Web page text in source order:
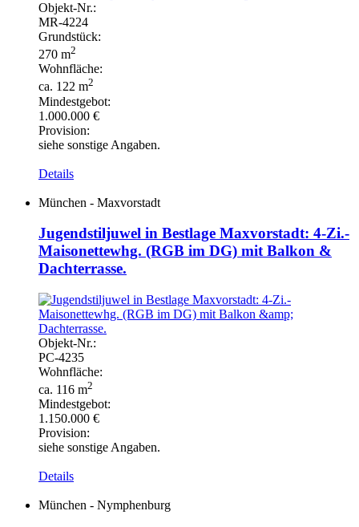
Objekt-Nr.:
MR-4224
Grundstück:
270 m2
Wohnfläche:
ca. 122 m2
Mindestgebot:
1.000.000 €
Provision:
siehe sonstige Angaben.
Details
München - Maxvorstadt
Jugendstiljuwel in Bestlage Maxvorstadt: 4-Zi.-
Maisonettewhg. (RGB im DG) mit Balkon &
Dachterrasse.
Objekt-Nr.:
PC-4235
Wohnfläche:
ca. 116 m2
Mindestgebot:
1.150.000 €
Provision:
siehe sonstige Angaben.
Details
München - Nymphenburg